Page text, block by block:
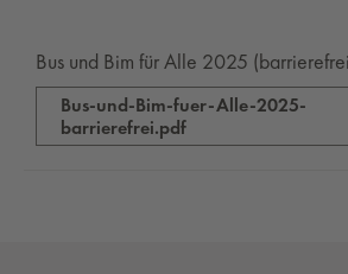
Bus und Bim für Alle 2025
Bus-und-Bim-fuer-Alle-2025-
barrierefrei.pdf